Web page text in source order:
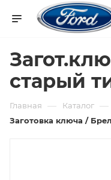
старый
Главная — Каталог —
Заготовка ключа /